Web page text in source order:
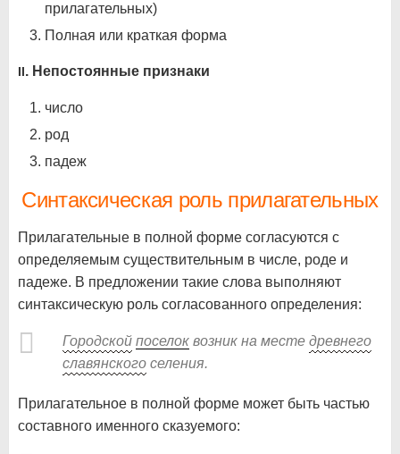
прилагательных)
Полная или краткая форма
II. Непостоянные признаки
число
род
падеж
Синтаксическая роль прилагательных
Прилагательные в полной форме согласуются с
определяемым существительным в числе, роде и
падеже. В предложении такие слова выполняют
синтаксическую роль согласованного определения:
Городской поселок возник на месте древнего
славянского селения.
Прилагательное в полной форме может быть частью
составного именного сказуемого: